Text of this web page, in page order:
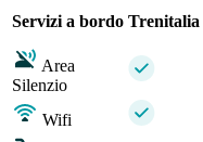
Servizi a bordo Trenitalia
Area
Silenzio
Wifi